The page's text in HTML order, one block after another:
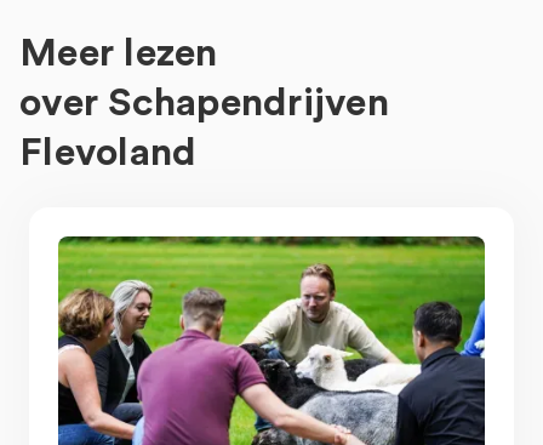
Meer lezen
over Schapendrijven
Flevoland